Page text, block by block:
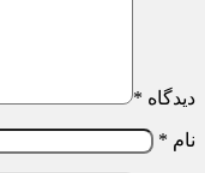
دیدگاه *
نام *